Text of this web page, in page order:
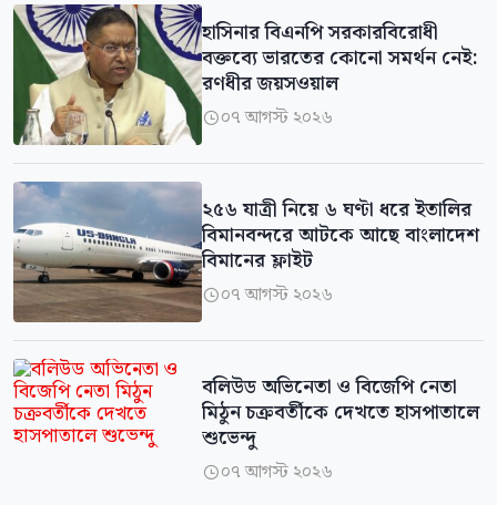
হাসিনার বিএনপি সরকারবিরোধী
বক্তব্যে ভারতের কোনো সমর্থন নেই:
রণধীর জয়সওয়াল
০৭ আগস্ট ২০২৬
২৫৬ যাত্রী নিয়ে ৬ ঘণ্টা ধরে ইতালির
বিমানবন্দরে আটকে আছে বাংলাদেশ
বিমানের ফ্লাইট
০৭ আগস্ট ২০২৬
বলিউড অভিনেতা ও বিজেপি নেতা
মিঠুন চক্রবর্তীকে দেখতে হাসপাতালে
শুভেন্দু
০৭ আগস্ট ২০২৬